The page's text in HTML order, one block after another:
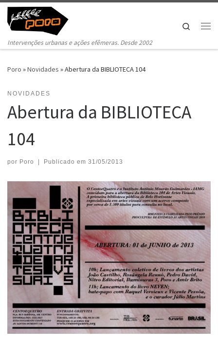
Pular para o conteúdo
Intervenções urbanas e ações efêmeras. Desde 2002
Search
Poro »Novidades »Abertura da BIBLIOTECA 104
NOVIDADES
Abertura da BIBLIOTECA
104
por Poro Publicado em 31/05/2013